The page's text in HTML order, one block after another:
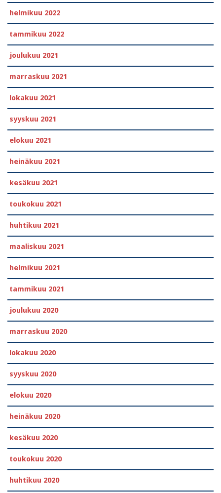
helmikuu 2022
tammikuu 2022
joulukuu 2021
marraskuu 2021
lokakuu 2021
syyskuu 2021
elokuu 2021
heinäkuu 2021
kesäkuu 2021
toukokuu 2021
huhtikuu 2021
maaliskuu 2021
helmikuu 2021
tammikuu 2021
joulukuu 2020
marraskuu 2020
lokakuu 2020
syyskuu 2020
elokuu 2020
heinäkuu 2020
kesäkuu 2020
toukokuu 2020
huhtikuu 2020